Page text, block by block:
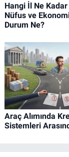
Hangi İl Ne Kadar
Nüfus ve
Durum Ne?
Araç Alımında
Sistemleri